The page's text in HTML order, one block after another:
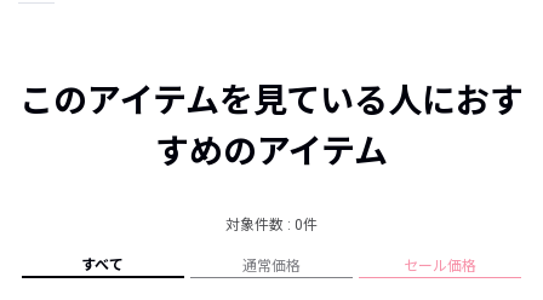
このアイテムを見ている人におす
すめのアイテム
対象件数 : 0件
すべて 通常価格 セール価格